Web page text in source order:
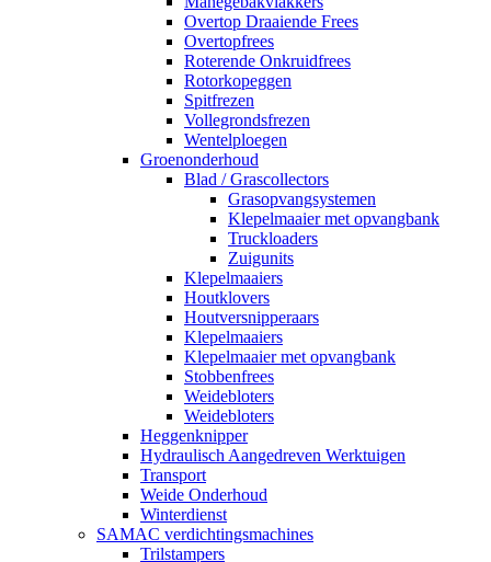
Overtop Draaiende Frees
Overtopfrees
Roterende Onkruidfrees
Rotorkopeggen
Spitfrezen
Vollegrondsfrezen
Wentelploegen
Groenonderhoud
Blad / Grascollectors
Grasopvangsystemen
Klepelmaaier met opvangbank
Truckloaders
Zuigunits
Klepelmaaiers
Houtklovers
Houtversnipperaars
Klepelmaaiers
Klepelmaaier met opvangbank
Stobbenfrees
Weidebloters
Weidebloters
Heggenknipper
Hydraulisch Aangedreven Werktuigen
Transport
Weide Onderhoud
Winterdienst
SAMAC verdichtingsmachines
Trilstampers